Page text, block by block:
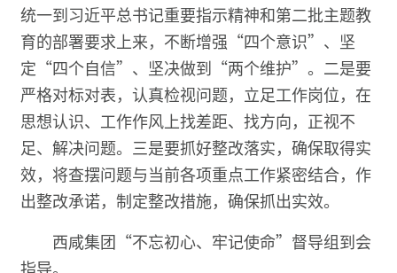
统一到习近平总书记重要指示精神和第二批主题教
育的部署要求上来，不断增强“四个意识”、坚
定“四个自信”、坚决做到“两个维护”。二是要
严格对标对表，认真检视问题，立足工作岗位，在
思想认识、工作作风上找差距、找方向，正视不
足、解决问题。三是要抓好整改落实，确保取得实
效，将查摆问题与当前各项重点工作紧密结合，作
出整改承诺，制定整改措施，确保抓出实效。
西咸集团“不忘初心、牢记使命”督导组到会
指导。